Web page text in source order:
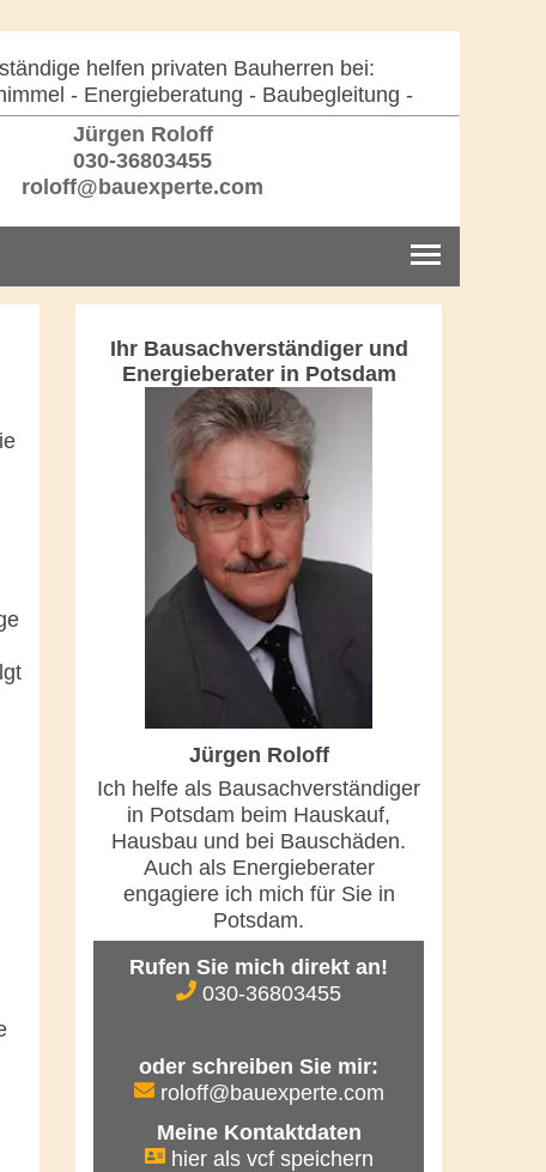
helfen privaten Bauherren bei:
- Energieberatung - Baubegleitung -
Jürgen Roloff
030-36803455
roloff@bauexperte.com
Ihr Bausachverständiger und
Energieberater in Potsdam
Jürgen Roloff
Ich helfe als Bausachverständiger
in Potsdam beim Hauskauf,
Hausbau und bei Bauschäden.
Auch als Energieberater
engagiere ich mich für Sie in
Potsdam.
Rufen Sie mich direkt an!
030-36803455
oder schreiben Sie mir:
roloff@bauexperte.com
Meine Kontaktdaten
hier als vcf speichern